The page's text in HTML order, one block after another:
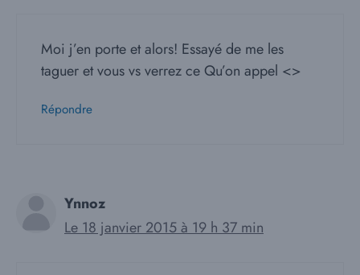
Moi j’en porte et alors! Essayé de me les
taguer et vous vs verrez ce Qu’on appel <>
Répondre
Ynnoz
Le 18 janvier 2015 à 19 h 37 min